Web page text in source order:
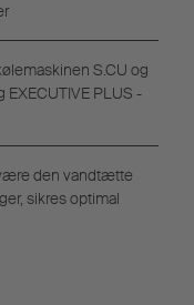
S.CU og
EXECUTIVE PLUS -
den vandtætte
sikres optimal